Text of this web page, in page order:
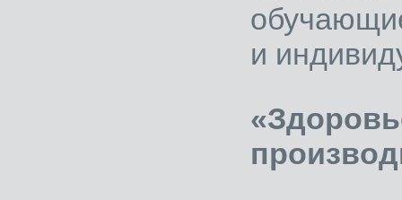
и